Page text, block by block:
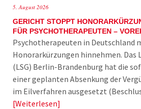
5. August 2026
GERICHT STOPPT
FÜR PSYCHOTHERAPEUTEN –
Psychotherapeuten in Deutschland
Honorarkürzungen hinnehmen. Das
(LSG) Berlin-Brandenburg hat die
einer geplanten Absenkung der
im Eilverfahren ausgesetzt
Weiterlesen